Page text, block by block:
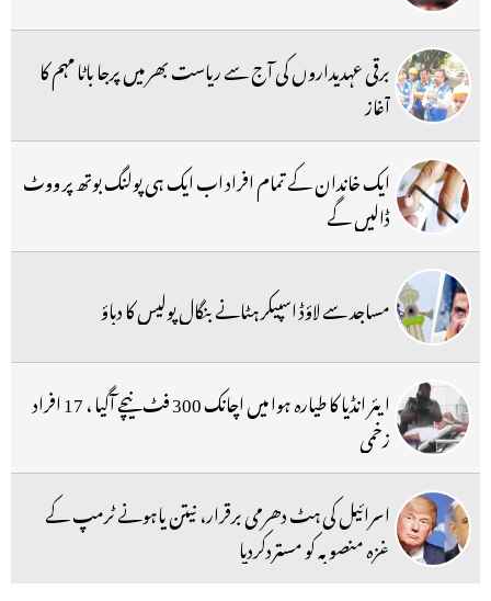
برقی عہدیداروں کی آج سے ریاست بھر میں پرجا باٹا مہم کا
آغاز
ایک خاندان کے تمام افراد اب ایک ہی پولنگ بوتھ پر ووٹ
ڈالیں گے
مساجد سے لاؤڈ اسپیکر ہٹانے بنگال پولیس کا دباؤ
ایئر انڈیا کا طیارہ ہوا میں اچانک 300 فٹ نیچے آگیا ، 17 افراد
زخمی
اسرائیل کی ہٹ دھرمی برقرار، نیتن یاہونے ٹرمپ کے
غزہ منصوبہ کو مستردکردیا